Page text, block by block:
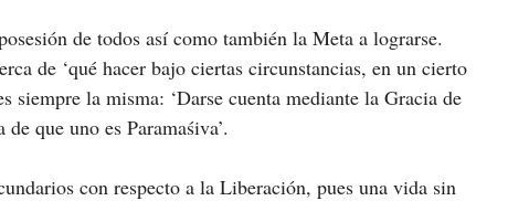
de todos así como también la Meta a lograrse.
de ‘qué hacer bajo ciertas circunstancias, en un cierto
siempre la misma: ‘Darse cuenta mediante la Gracia de
de que uno es Paramaśiva’.
con respecto a la Liberación, pues una vida sin